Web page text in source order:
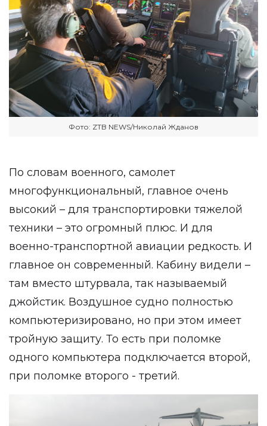
Фото: ZTB NEWS/Николай Жданов
По словам военного, самолет
многофункциональный, главное очень
высокий – для транспортировки тяжелой
техники – это огромный плюс. И для
военно-транспортной авиации редкость. И
главное он современный. Кабину видели –
там вместо штурвала, так называемый
джойстик. Воздушное судно полностью
компьютеризировано, но при этом имеет
тройную защиту. То есть при поломке
одного компьютера подключается второй,
при поломке второго - третий.